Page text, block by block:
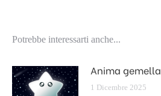
Potrebbe interessarti anche...
Anima gemella
1 Dicembre 2025